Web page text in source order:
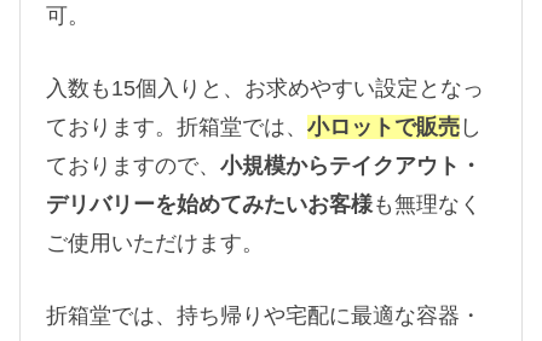
可。
入数も15個入りと、お求めやすい設定となっ
ております。折箱堂では、 小ロットで販売 し
ておりますので、 小規模からテイクアウト・
デリバリーを始めてみたいお客様も無理なく
ご使用いただけます。
折箱堂では、持ち帰りや宅配に最適な容器・